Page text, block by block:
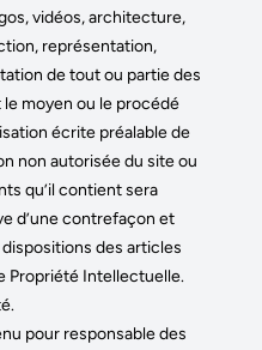
vidéos, architecture,
représentation,
de tout ou partie des
moyen ou le procédé
écrite préalable de
non autorisée du site ou
qu’il contient sera
d’une contrefaçon et
des articles
Propriété Intellectuelle.
pour responsable des